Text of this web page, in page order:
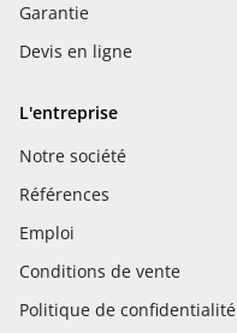
Garantie
Devis en ligne
L'entreprise
Notre société
Références
Emploi
Conditions de vente
Politique de confidentialité